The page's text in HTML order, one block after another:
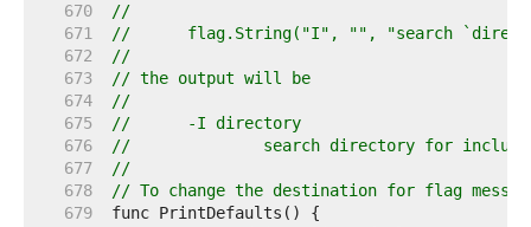
   670
//
   671
//	flag.String("I", "", "search
   672
//
   673
// the output will be
   674
//
   675
//	-I directory
   676
//		search directory for
   677
//
   678
// To change the destination for flag
   679